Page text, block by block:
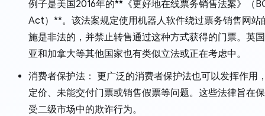
例子是美国2016年的**《更好地在线票务销售法案》（
Act）**。该法案规定使用机器人软件绕过票务销售网站
施是非法的，并禁止转售通过这种方式获得的门票。英
亚和加拿大等其他国家也有类似立法或正在考虑中。
消费者保护法： 更广泛的消费者保护法也可以发挥作用
定价、未能交付门票或销售假票等问题。这些法律旨在
受二级市场中的欺诈行为。